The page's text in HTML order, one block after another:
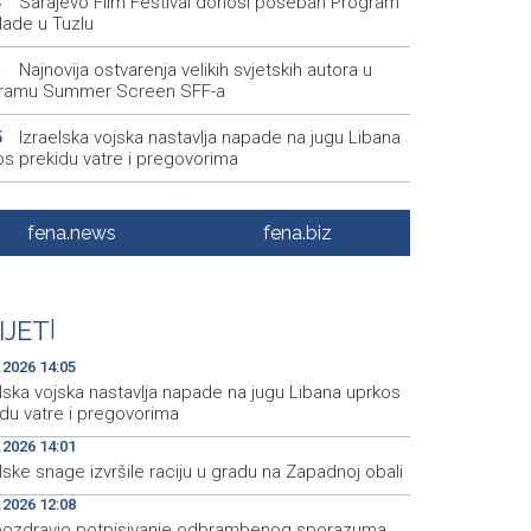
u Tuzlu
Najnovija ostvarenja velikih svjetskih autora u
Summer Screen SFF-a
Izraelska vojska nastavlja napade na jugu Libana
prekidu vatre i pregovorima
Izraelske snage izvršile raciju u gradu na
obali
Vučić i Zelenski u Beogradu: Srbija podržava
integritet Ukrajine
fena.news fena.biz
14:05
vojska nastavlja napade na jugu Libana uprkos
vatre i pregovorima
14:01
snage izvršile raciju u gradu na Zapadnoj obali
12:08